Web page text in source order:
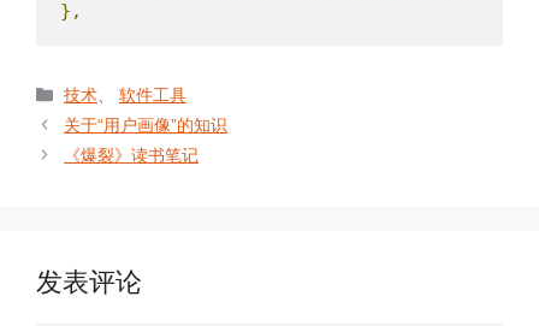
},
分
类
技术 、软件工具
关于“用户画像”的知识
《爆裂》读书笔记
发表评论